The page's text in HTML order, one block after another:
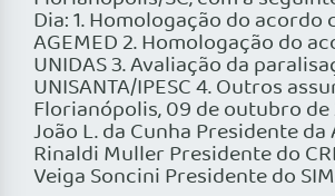
Dia: 1. Homologação do acordo
AGEMED 2. Homologação do
UNIDAS 3. Avaliação da
UNISANTA/IPESC 4. Outros
Florianópolis, 09 de outubro
João L. da Cunha Presidente da
Rinaldi Muller Presidente do
Veiga Soncini Presidente do